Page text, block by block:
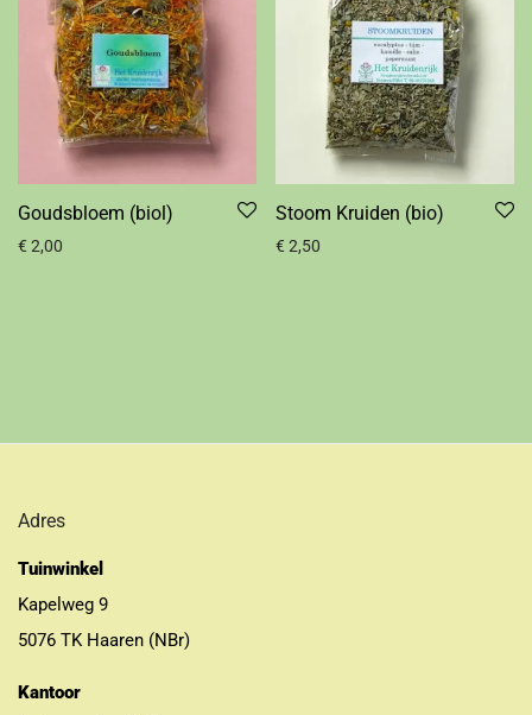
Goudsbloem (biol)
€ 2,00
Stoom Kruiden (bio)
€ 2,50
Adres
Tuinwinkel
Kapelweg 9
5076 TK Haaren (NBr)
Kantoor